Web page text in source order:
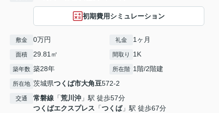
初期費用シミュレーション
敷金 0万円 礼金 1ヶ月
面積 29.81㎡ 間取り 1K
築年数 築28年 所在階 1階/2階建
所在地 茨城県つくば市大角豆572-2
交通 常磐線 「荒川沖 」駅 徒歩57分
つくばエクスプレス 「つくば」駅 徒歩67分